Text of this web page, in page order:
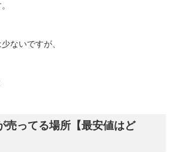
ないですが、
売ってる場所【最安値はど